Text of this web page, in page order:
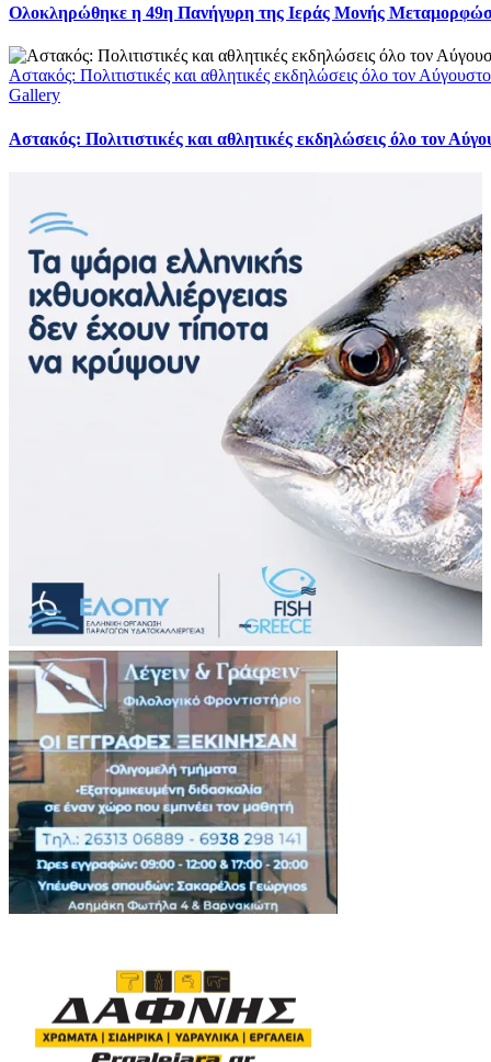
Ολοκληρώθηκε η 49η Πανήγυρη της Ιεράς Μονής
Αστακός: Πολιτιστικές και αθλητικές εκδηλώσεις όλο τον
Gallery
Αστακός: Πολιτιστικές και αθλητικές εκδηλώσεις όλο τον